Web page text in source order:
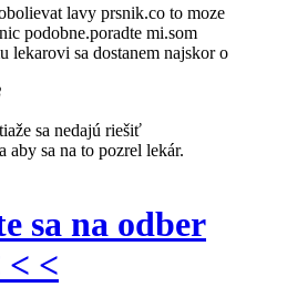
lavy prsnik.co to moze
podobne.poradte mi.som
lekarovi sa dostanem najskor o
sa nedajú riešiť
aby sa na to pozrel lekár.
sa na odber
< <